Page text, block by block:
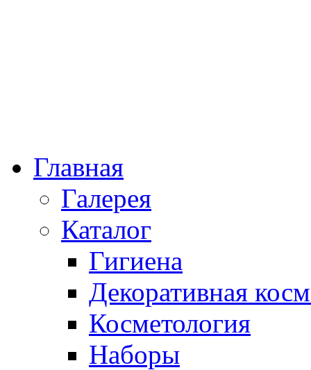
Главная
Галерея
Каталог
Гигиена
Декоративная
Косметология
Наборы